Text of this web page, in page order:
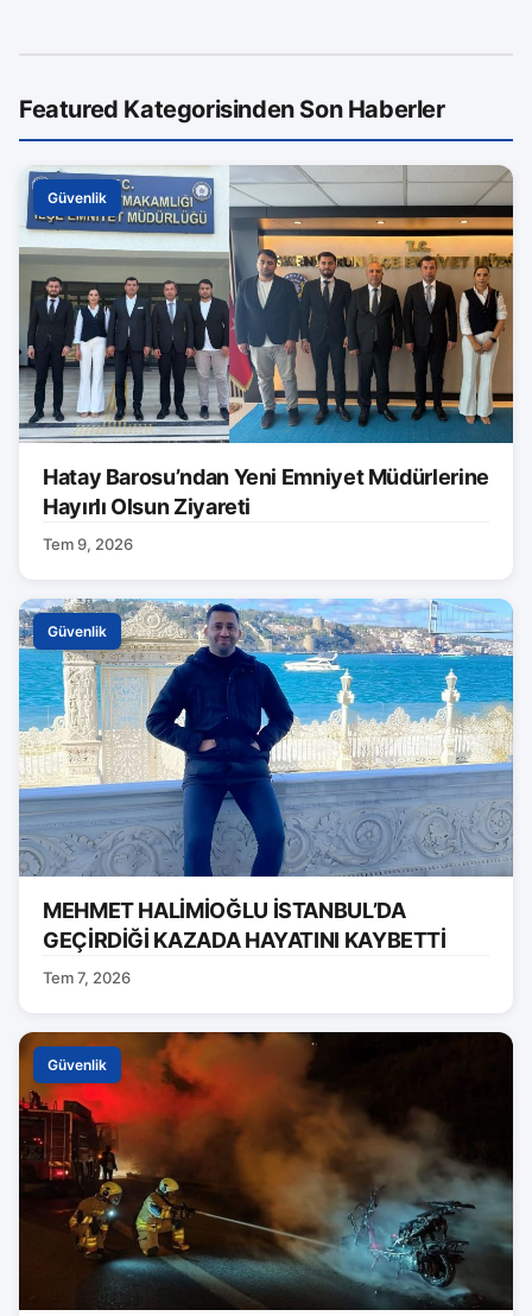
Featured Kategorisinden Son Haberler
Güvenlik
Hatay Barosu’ndan Yeni Emniyet Müdürlerine
Hayırlı Olsun Ziyareti
Tem 9, 2026
Güvenlik
MEHMET HALİMİOĞLU İSTANBUL’DA
GEÇİRDİĞİ KAZADA HAYATINI KAYBETTİ
Tem 7, 2026
Güvenlik